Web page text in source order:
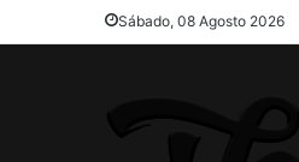
Sábado, 08 Agosto 2026